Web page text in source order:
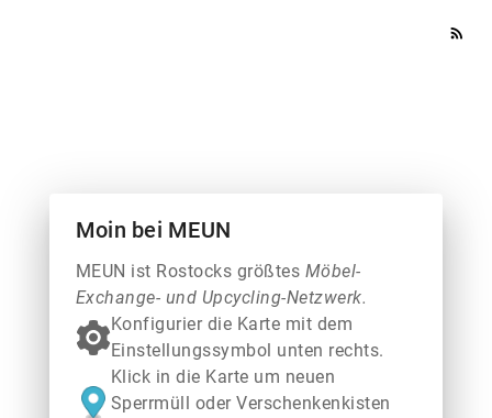
rss_feed
Moin bei MEUN
MEUN ist Rostocks größtes Möbel-
Exchange- und Upcycling-Netzwerk.
Konfigurier die Karte mit dem
Einstellungssymbol unten rechts.
Klick in die Karte um neuen
Sperrmüll oder Verschenkenkisten